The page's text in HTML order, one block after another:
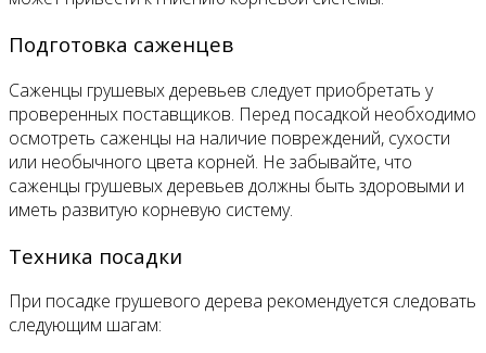
Подготовка саженцев
Саженцы грушевых деревьев следует приобретать у
проверенных поставщиков. Перед посадкой необходимо
осмотреть саженцы на наличие повреждений, сухости
или необычного цвета корней. Не забывайте, что
саженцы грушевых деревьев должны быть здоровыми и
иметь развитую корневую систему.
Техника посадки
При посадке грушевого дерева рекомендуется следовать
следующим шагам: